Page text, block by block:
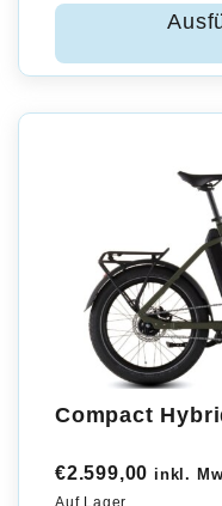
Compact
€2.599,00 inkl.
Auf Lager